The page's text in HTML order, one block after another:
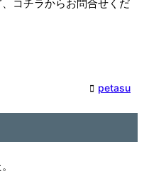
コチラからお問合せくだ
petasu